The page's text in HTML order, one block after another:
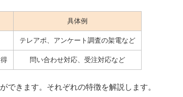
具体例
テレアポ、アンケート調査の架電など
問い合わせ対応、受注対応など
できます。それぞれの特徴を解説します。